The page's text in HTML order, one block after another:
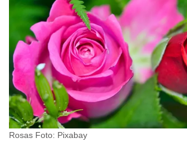
Rosas Foto: Pixabay